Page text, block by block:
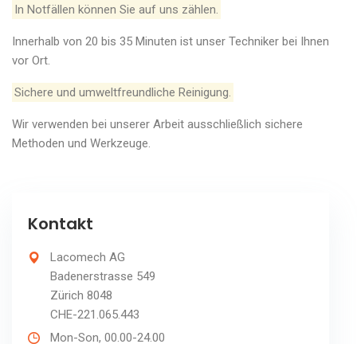
In Notfällen können Sie auf uns zählen.
Innerhalb von 20 bis 35 Minuten ist unser Techniker bei Ihnen
vor Ort.
Sichere und umweltfreundliche Reinigung.
Wir verwenden bei unserer Arbeit ausschließlich sichere
Methoden und Werkzeuge.
Kontakt
Lacomech AG
Badenerstrasse 549
Zürich 8048
CHE-221.065.443
Mon-Son, 00.00-24.00